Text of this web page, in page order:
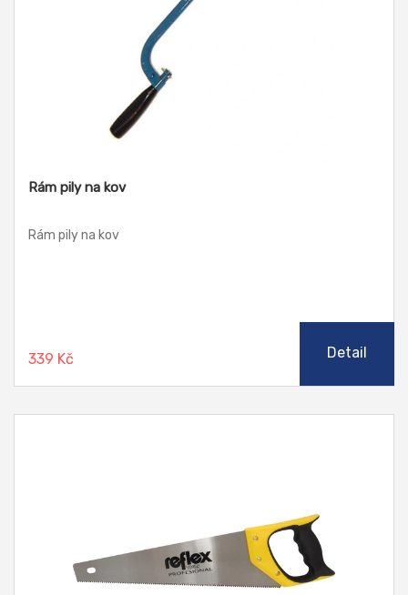
Rám pily na kov
Rám pily na kov
339 Kč Detail